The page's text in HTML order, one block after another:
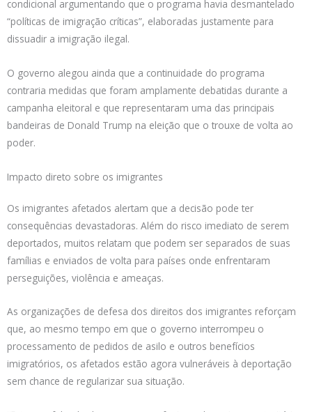
condicional argumentando que o programa havia desmantelado
“políticas de imigração críticas”, elaboradas justamente para
dissuadir a imigração ilegal.
O governo alegou ainda que a continuidade do programa
contraria medidas que foram amplamente debatidas durante a
campanha eleitoral e que representaram uma das principais
bandeiras de Donald Trump na eleição que o trouxe de volta ao
poder.
Impacto direto sobre os imigrantes
Os imigrantes afetados alertam que a decisão pode ter
consequências devastadoras. Além do risco imediato de serem
deportados, muitos relatam que podem ser separados de suas
famílias e enviados de volta para países onde enfrentaram
perseguições, violência e ameaças.
As organizações de defesa dos direitos dos imigrantes reforçam
que, ao mesmo tempo em que o governo interrompeu o
processamento de pedidos de asilo e outros benefícios
imigratórios, os afetados estão agora vulneráveis à deportação
sem chance de regularizar sua situação.